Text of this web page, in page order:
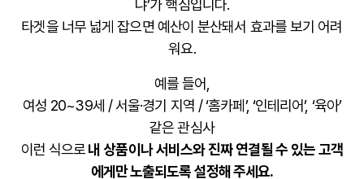
냐’가 핵심입니다.
타겟을 너무 넓게 잡으면 예산이 분산돼서 효과를 보기 어려
워요.
예를 들어,
여성 20~39세 / 서울·경기 지역 / ‘홈카페’, ‘인테리어’, ‘육아’
같은 관심사
이런 식으로내 상품이나 서비스와 진짜 연결될 수 있는 고객
에게만 노출되도록 설정해 주세요.